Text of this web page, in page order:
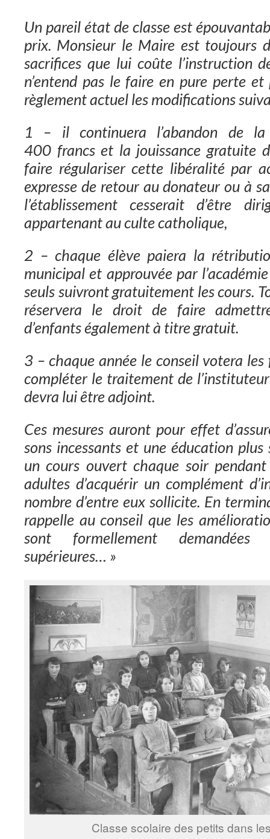
Un pareil état de classe est
prix. Monsieur le Maire est toujours
sacrifices que lui coûte l’instruction
n’entend pas le faire en pure perte et
règlement actuel les modifications
1 – il continuera l’abandon de la
400 francs et la jouissance gratuite
faire régulariser cette libéralité par
expresse de retour au donateur ou à
l’établissement cesserait d’être
appartenant au culte catholique,
2 – chaque élève paiera la
municipal et approuvée par
seuls suivront gratuitement les cours.
réservera le droit de faire
d’enfants également à titre gratuit.
3 – chaque année le conseil votera les
compléter le traitement de
devra lui être adjoint.
Ces mesures auront pour effet
sons incessants et une éducation
un cours ouvert chaque soir
adultes d’acquérir un complément
nombre d’entre eux sollicite. En
rappelle au conseil que les
sont formellement
supérieures… »
Classe scolaire des petits dans